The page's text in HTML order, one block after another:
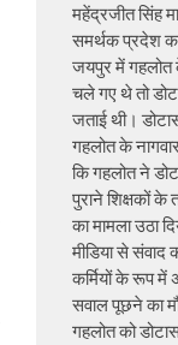
महेंद्रजीत सिंह
समर्थक प्रदेश
जयपुर में गहलोत
चले गए थे तो
जताई थी।
गहलोत के
कि गहलोत ने
पुराने शिक्षकों के
का मामला उठा
मीडिया से संवाद
कर्मियों के रूप में
सवाल पूछने का
गहलोत को